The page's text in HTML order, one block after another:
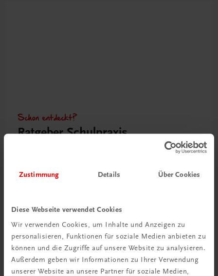
Zustimmung Details Über Cookies
Diese Webseite verwendet Cookies
Wir verwenden Cookies, um Inhalte und Anzeigen zu
personalisieren, Funktionen für soziale Medien anbieten zu
können und die Zugriffe auf unsere Website zu analysieren.
Außerdem geben wir Informationen zu Ihrer Verwendung
unserer Website an unsere Partner für soziale Medien,
Schon entdeckt?
Ratgeber Schulpraxis